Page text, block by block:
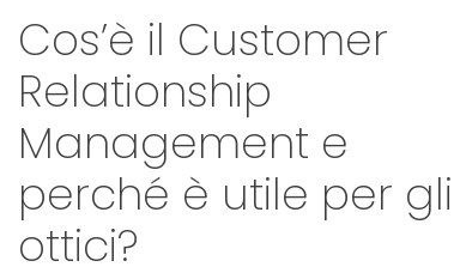
Cos’è il Customer
Relationship
Management e
perché è utile per gli
ottici?